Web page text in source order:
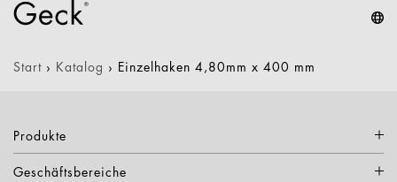
Start › Katalog › Einzelhaken 4,80mm x 400 mm
Produkte
Geschäftsbereiche